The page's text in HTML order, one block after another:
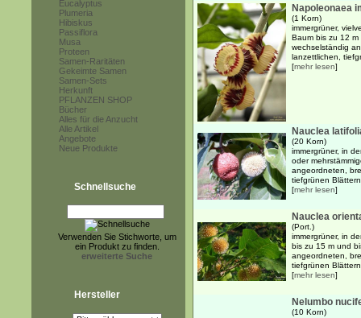
Eucalyptus
Plumeria
Hibiskus
Passiflora
Musa
Proteen
Samen-Raritäten
Gekeimte Samen
Samen-Sets
Herkunft
PFLANZEN SHOP
Bücher
Alles für die Anzucht
Alle Artikel
Angebote
Neue Produkte
Schnellsuche
Verwenden Sie Stichworte, um
ein Produkt zu finden.
erweiterte Suche
Hersteller
Napoleonaea
(1 Korn)
immergrüner,
Baum bis zu 12
wechselständig
lanzettlichen,
[mehr lesen]
Nauclea
(20 Korn)
immergrüner, in
oder
angeordneten,
tiefgrünen
[mehr lesen]
Nauclea
(Port.)
immergrüner, in
bis zu 15 m und
angeordneten,
tiefgrünen
[mehr lesen]
Nelumbo
(10 Korn)